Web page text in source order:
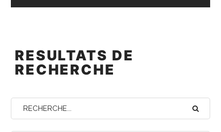
RESULTATS DE
RECHERCHE